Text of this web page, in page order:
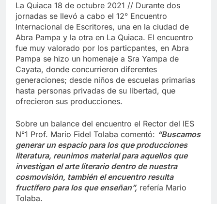
La Quiaca 18 de octubre 2021 // Durante dos
jornadas se llevó a cabo el 12° Encuentro
Internacional de Escritores, una en la ciudad de
Abra Pampa y la otra en La Quiaca. El encuentro
fue muy valorado por los particpantes, en Abra
Pampa se hizo un homenaje a Sra Yampa de
Cayata, donde concurrieron diferentes
generaciones; desde niños de escuelas primarias
hasta personas privadas de su libertad, que
ofrecieron sus producciones.
Sobre un balance del encuentro el Rector del IES
N°1 Prof. Mario Fidel Tolaba comentó: “Buscamos
generar un espacio para los que producciones
literatura, reunimos material para aquellos que
investigan el arte literario dentro de nuestra
cosmovisión, también el encuentro resulta
fructífero para los que enseñan”, refería Mario
Tolaba.